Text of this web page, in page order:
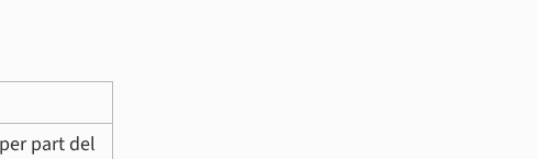
part del